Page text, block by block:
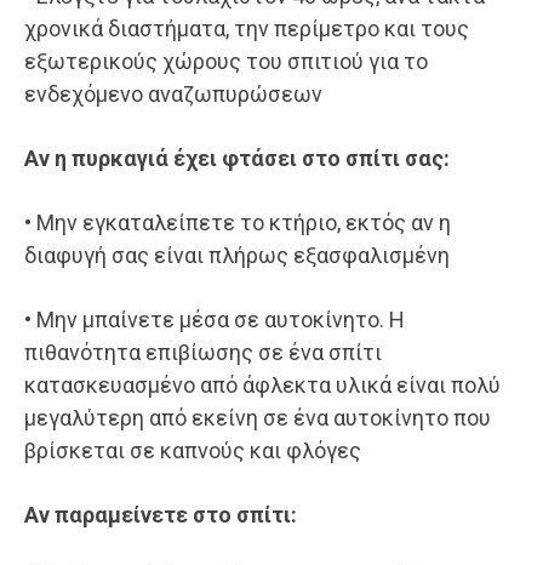
χρονικά διαστήματα, την περίμετρο και τους
εξωτερικούς χώρους του σπιτιού για το
ενδεχόμενο αναζωπυρώσεων
Αν η πυρκαγιά έχει φτάσει στο σπίτι σας:
• Μην εγκαταλείπετε το κτήριο, εκτός αν η
διαφυγή σας είναι πλήρως εξασφαλισμένη
• Μην μπαίνετε μέσα σε αυτοκίνητο. Η
πιθανότητα επιβίωσης σε ένα σπίτι
κατασκευασμένο από άφλεκτα υλικά είναι πολύ
μεγαλύτερη από εκείνη σε ένα αυτοκίνητο που
βρίσκεται σε καπνούς και φλόγες
Αν παραμείνετε στο σπίτι: